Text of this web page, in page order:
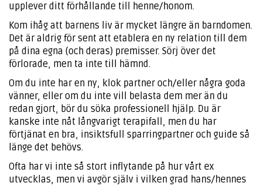
upplever ditt förhållande till henne/honom.
Kom ihåg att barnens liv är mycket längre än barndomen.
Det är aldrig för sent att etablera en ny relation till dem
på dina egna (och deras) premisser. Sörj över det
förlorade, men ta inte till hämnd.
Om du inte har en ny, klok partner och/eller några goda
vänner, eller om du inte vill belasta dem mer än du
redan gjort, bör du söka professionell hjälp. Du är
kanske inte nåt långvarigt terapifall, men du har
förtjänat en bra, insiktsfull sparringpartner och guide så
länge det behövs.
Ofta har vi inte så stort inflytande på hur vårt ex
utvecklas, men vi avgör själv i vilken grad hans/hennes